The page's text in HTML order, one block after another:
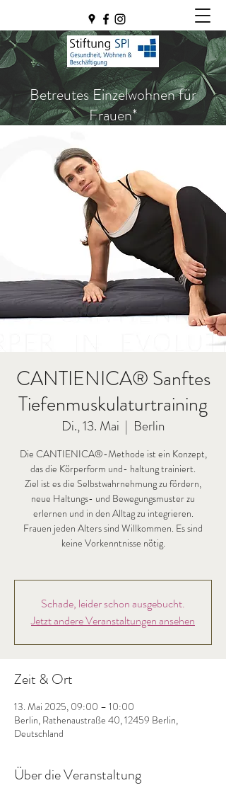
Betreutes Einzelwohnen für
Frauen*
CANTIENICA® Sanftes
Tiefenmuskulaturtraining
Di., 13. Mai
  |
Berlin
Die CANTIENICA®-Methode ist ein Konzept,
das die Körperform und- haltung trainiert.
Ziel ist es die Selbstwahrnehmung zu fördern,
neue Haltungs- und Bewegungsmuster zu
erlernen und in den Alltag zu integrieren.
Frauen jeden Alters sind Willkommen. Es sind
keine Vorkenntnisse nötig.
Schade, leider schon ausgebucht.
Jetzt andere Veranstaltungen ansehen
Zeit & Ort
13. Mai 2025, 09:00 – 10:00
Berlin, Rathenaustraße 40, 12459 Berlin,
Deutschland
Über die Veranstaltung